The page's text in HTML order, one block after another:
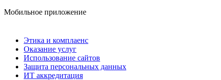
Мобильное приложение
Этика и комплаенс
Оказание услуг
Использование сайтов
Защита персональных данных
ИТ аккредитация